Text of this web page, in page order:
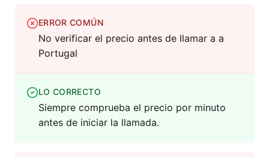
ERROR COMÚN
No verificar el precio antes de llamar a a
Portugal
LO CORRECTO
Siempre comprueba el precio por minuto
antes de iniciar la llamada.